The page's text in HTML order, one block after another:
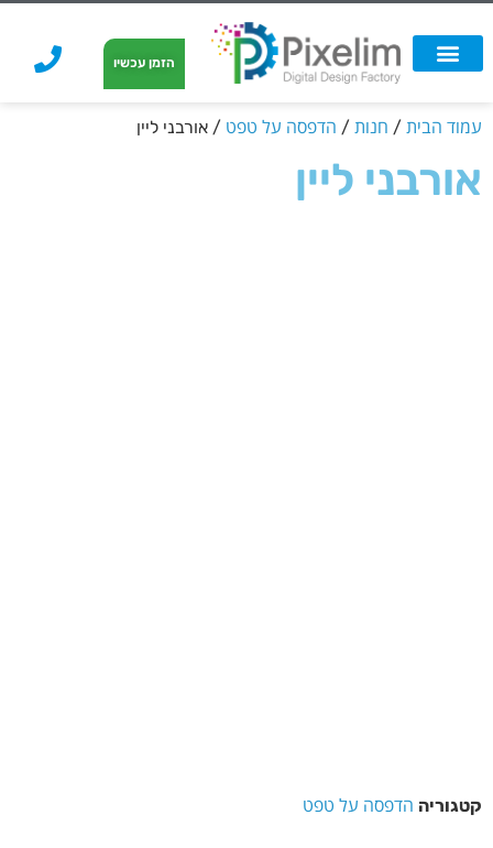
הזמן עכשיו
עמוד הבית / חנות / הדפסה על טפט / אורבני ליין
אורבני ליין
קטגוריה הדפסה על טפט